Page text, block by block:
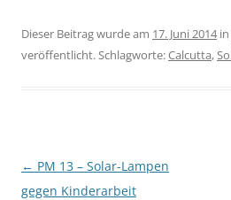
Dieser Beitrag wurde am 17. Juni 2014in
veröffentlicht. Schlagworte:Calcutta,
Beitragsnavigation
← PM 13 – Solar-Lampen
gegen Kinderarbeit